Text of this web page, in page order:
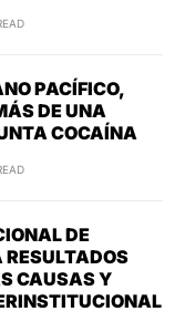
PACÍFICO,
DE UNA
COCAÍNA
DE
RESULTADOS
CAUSAS Y